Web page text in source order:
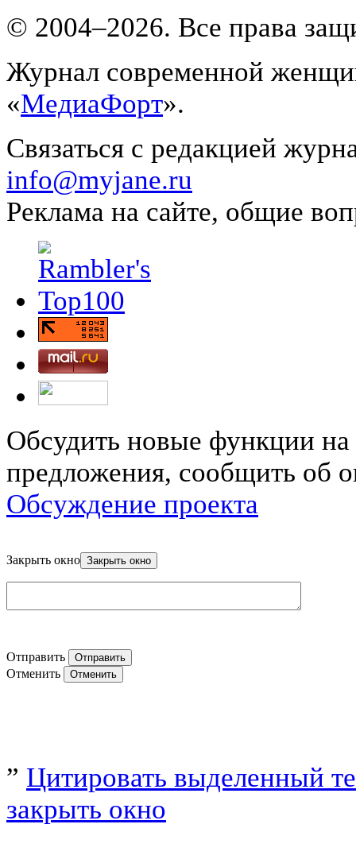
© 2004–2026. Все права
Журнал современной
«МедиаФорт».
Связаться с редакцией
info@myjane.ru
Реклама на сайте, общие
Обсудить новые функции на
предложения, сообщить об
Обсуждение проекта
Закрыть окно
Отправить
Отменить
” Цитировать выделенный
закрыть окно